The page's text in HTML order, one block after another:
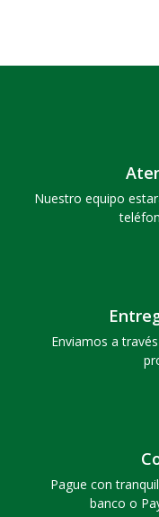
Nuestro equipo
Enviamos a
Pague con
banco o